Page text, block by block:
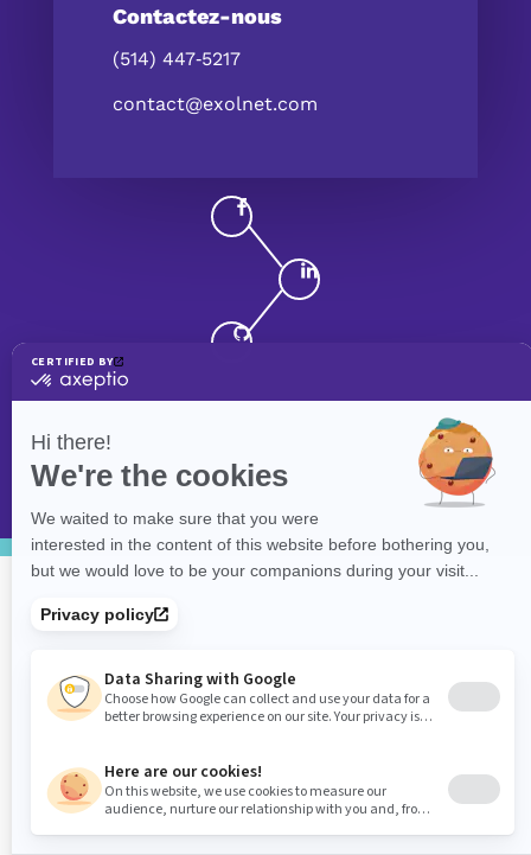
Contactez-nous
(514) 447‑5217
contact@exolnet.com
Politique de confidentialité